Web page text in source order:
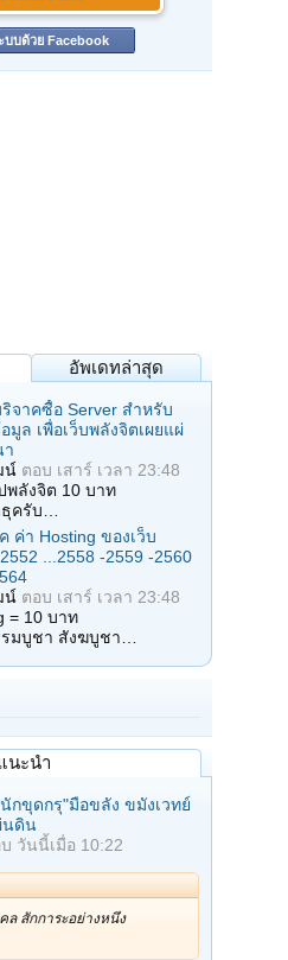
บบด้วย Facebook
อัพเดทล่าสุด
จาคซื้อ Server สำหรับ
มูล เพื่อเว็บพลังจิตเผยแผ่
น์ ตอบ เสาร์ เวลา 23:48
พลังจิต 10 บาท
ธุครับ…
ค่า Hosting ของเว็บ
...2558 -2559 -2560
น์ ตอบ เสาร์ เวลา 23:48
= 10 บาท
รมบูชา สังฆบูชา…
นะนำ
นักขุดกรุ"มือขลัง ขมังเวทย์
นดิน
วันนี้เมื่อ 10:22
ล สักการะอย่างหนึ่ง